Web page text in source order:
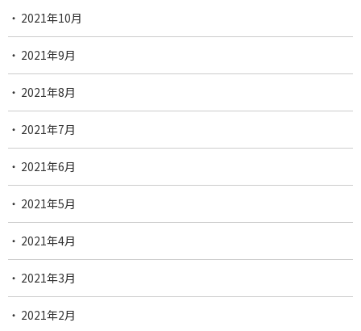
2021年10月
2021年9月
2021年8月
2021年7月
2021年6月
2021年5月
2021年4月
2021年3月
2021年2月